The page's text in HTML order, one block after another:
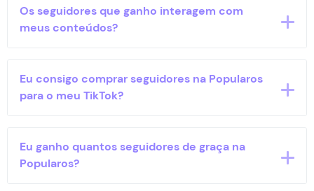
Sim, a Popularos sempre presa pela qualidade do
serviço prestado oferecendo seguidores brasileiros.
Os seguidores que ganho interagem com
meus conteúdos?
Depende, eles são pessoas reais, portanto pode
acontecer de algum deles interagir com seus
Eu consigo comprar seguidores na Popularos
para o meu TikTok?
Sim, a Popularos oferece diversos pacotes de
seguidores para o TikTok com preços acessíveis.
Eu ganho quantos seguidores de graça na
Popularos?